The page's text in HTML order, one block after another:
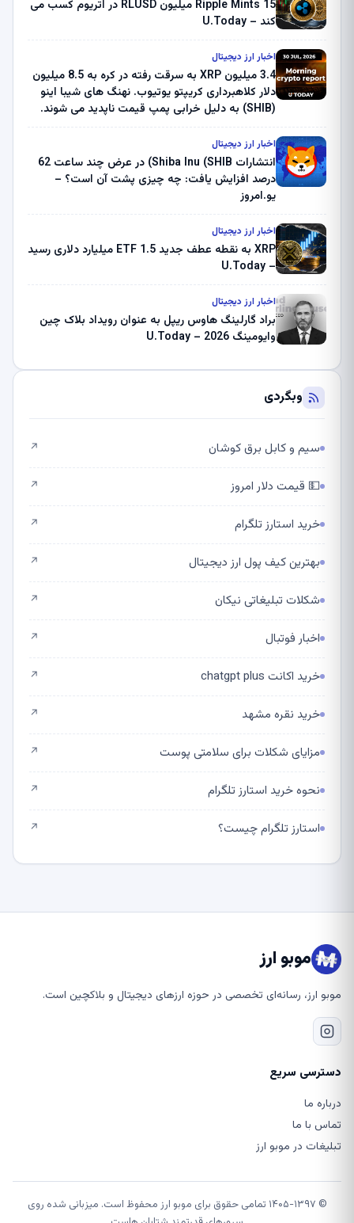
Ripple Mints 15 میلیون RLUSD در اتریوم کسب می
کند – U.Today
اخبار ارز دیجیتال
3.4 میلیون XRP به سرقت رفته در کره به 8.5 میلیون
دلار کلاهبرداری کریپتو یوتیوب. نهنگ های شیبا اینو
(SHIB) به دلیل خرابی پمپ قیمت ناپدید می شوند.
ثبت کرد – گزارش کریپتو صبح – U.Today
اخبار ارز دیجیتال
انتشارات Shiba Inu (SHIB) در عرض چند ساعت 62
درصد افزایش یافت: چه چیزی پشت آن است؟ –
یو.امروز
اخبار ارز دیجیتال
XRP به نقطه عطف جدید ETF 1.5 میلیارد دلاری رسید
– U.Today
اخبار ارز دیجیتال
براد گارلینگ هاوس ریپل به عنوان رویداد بلاک چین
وایومینگ 2026 – U.Today
وبگردی
سیم و کابل برق کوشان ↗
💵 قیمت دلار امروز ↗
خرید استارز تلگرام ↗
بهترین کیف پول ارز دیجیتال ↗
شکلات تبلیغاتی نیکان ↗
اخبار فوتبال ↗
خرید اکانت chatgpt plus ↗
خرید نقره مشهد ↗
مزایای شکلات برای سلامتی پوست ↗
نحوه خرید استارز تلگرام ↗
استارز تلگرام چیست؟ ↗
موبو ارز
موبو ارز، رسانه‌ای تخصصی در حوزه ارزهای دیجیتال و بلاکچین است.
دسترسی سریع
درباره ما
تماس با ما
تبلیغات در موبو ارز
© ۱۴۰۵-۱۳۹۷ تمامی حقوق برای موبو ارز محفوظ است. میزبانی شده روی